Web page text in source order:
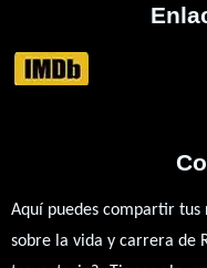
Aquí puedes compartir tus
sobre la vida y carrera de